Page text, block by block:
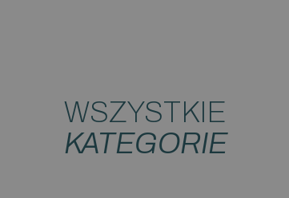
WSZYSTKIE
KATEGORIE